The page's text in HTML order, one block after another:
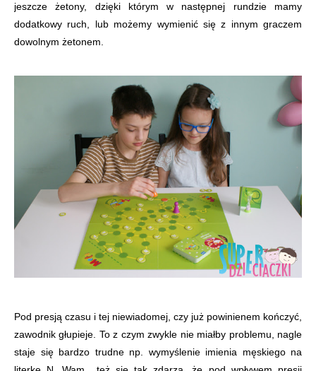
jeszcze żetony, dzięki którym w następnej rundzie mamy
dodatkowy ruch, lub możemy wymienić się z innym graczem
dowolnym żetonem.
Pod presją czasu i tej niewiadomej, czy już powinienem kończyć,
zawodnik głupieje. To z czym zwykle nie miałby problemu, nagle
staje się bardzo trudne np. wymyślenie imienia męskiego na